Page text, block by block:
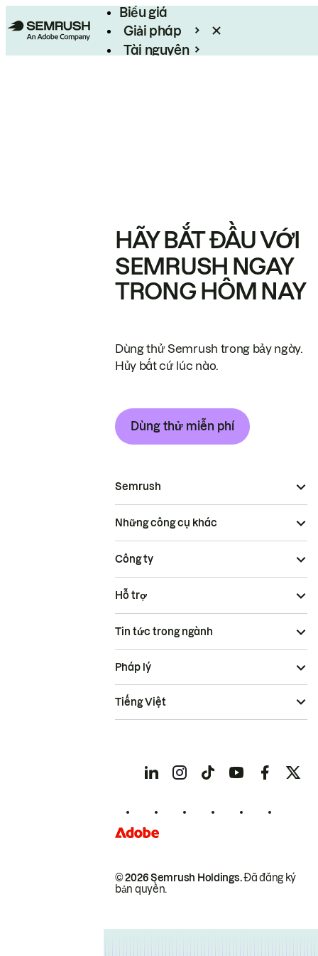
Biểu giá
Giải pháp
Tài nguyên
HÃY BẮT ĐẦU VỚI
SEMRUSH NGAY
TRONG HÔM NAY
Dùng thử Semrush trong bảy ngày.
Hủy bất cứ lúc nào.
Dùng thử miễn phí
Semrush
Những công cụ khác
Công ty
Hỗ trợ
Tin tức trong ngành
© 2026 Semrush Holdings.Đã đăng ký
bản quyền.
Pháp lý
Tiếng Việt